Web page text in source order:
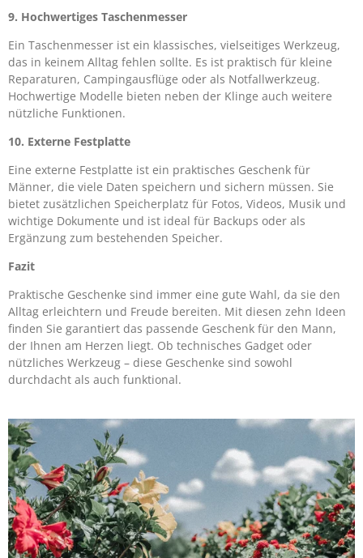
9. Hochwertiges Taschenmesser
Ein Taschenmesser ist ein klassisches, vielseitiges Werkzeug,
das in keinem Alltag fehlen sollte. Es ist praktisch für kleine
Reparaturen, Campingausflüge oder als Notfallwerkzeug.
Hochwertige Modelle bieten neben der Klinge auch weitere
nützliche Funktionen.
10. Externe Festplatte
Eine externe Festplatte ist ein praktisches Geschenk für
Männer, die viele Daten speichern und sichern müssen. Sie
bietet zusätzlichen Speicherplatz für Fotos, Videos, Musik und
wichtige Dokumente und ist ideal für Backups oder als
Ergänzung zum bestehenden Speicher.
Fazit
Praktische Geschenke sind immer eine gute Wahl, da sie den
Alltag erleichtern und Freude bereiten. Mit diesen zehn Ideen
finden Sie garantiert das passende Geschenk für den Mann,
der Ihnen am Herzen liegt. Ob technisches Gadget oder
nützliches Werkzeug – diese Geschenke sind sowohl
durchdacht als auch funktional.